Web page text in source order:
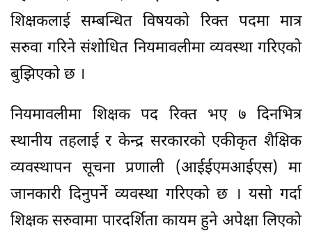
शिक्षकलाई सम्बन्धित विषयको रिक्त पदमा मात्र
सरुवा गरिने संशोधित नियमावलीमा व्यवस्था गरिएको
बुझिएको छ ।
नियमावलीमा शिक्षक पद रिक्त भए ७ दिनभित्र
स्थानीय तहलाई र केन्द्र सरकारको एकीकृत शैक्षिक
व्यवस्थापन सूचना प्रणाली (आईईएमआईएस) मा
जानकारी दिनुपर्ने व्यवस्था गरिएको छ । यसो गर्दा
शिक्षक सरुवामा पारदर्शिता कायम हुने अपेक्षा लिएको